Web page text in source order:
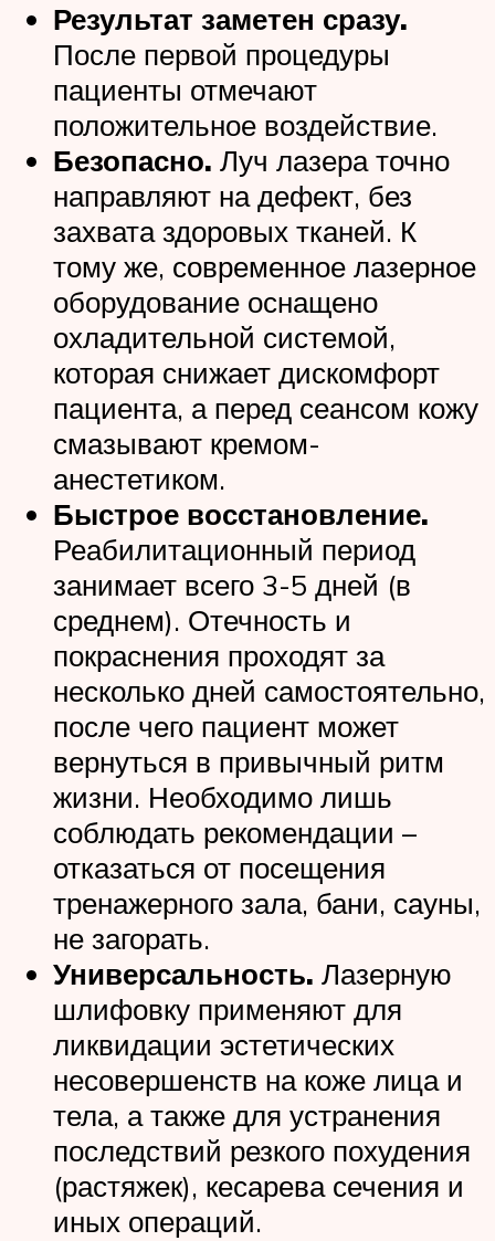
Результат заметен сразу.
После первой процедуры
пациенты отмечают
положительное воздействие.
Безопасно. Луч лазера точно
направляют на дефект, без
захвата здоровых тканей. К
тому же, современное лазерное
оборудование оснащено
охладительной системой,
которая снижает дискомфорт
пациента, а перед сеансом кожу
смазывают кремом-
анестетиком.
Быстрое восстановление.
Реабилитационный период
занимает всего 3-5 дней (в
среднем). Отечность и
покраснения проходят за
несколько дней самостоятельно,
после чего пациент может
вернуться в привычный ритм
жизни. Необходимо лишь
соблюдать рекомендации –
отказаться от посещения
тренажерного зала, бани, сауны,
не загорать.
Универсальность. Лазерную
шлифовку применяют для
ликвидации эстетических
несовершенств на коже лица и
тела, а также для устранения
последствий резкого похудения
(растяжек), кесарева сечения и
иных операций.